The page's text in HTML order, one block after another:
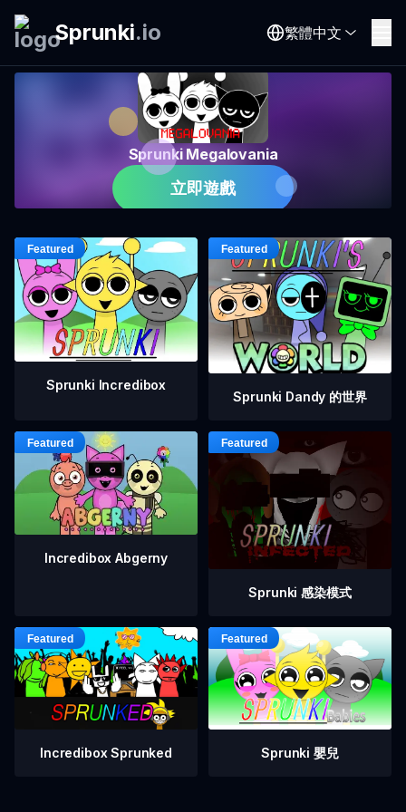
Sprunki.io 繁體中文
Sprunki Megalovania
立即遊戲
Sprunki Incredibox
Sprunki Dandy 的世界
Incredibox Abgerny
Sprunki 感染模式
Incredibox Sprunked Sprunki 嬰兒